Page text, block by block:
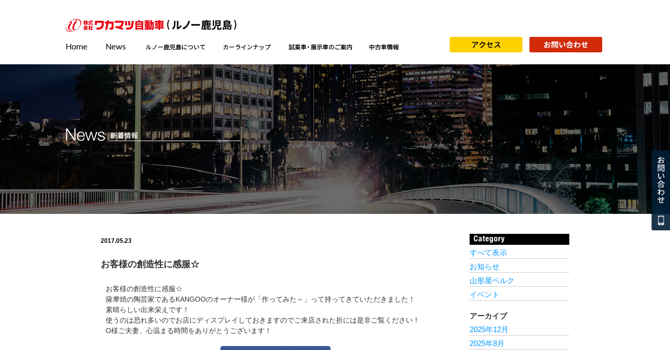
2017.05.23
お客様の創造性に感服☆
お客様の創造性に感服☆
薩摩焼の陶芸家であるKANGOOのオーナー様が「作ってみた～」って持ってきていただきました！
素晴らしい出来栄えです！
使うのは恐れ多いのでお店にディスプレイしておきますのでご来店された折には是非ご覧ください！
O様ご夫妻、心温まる時間をありがとうございます！
すべて表示
お知らせ
山形屋ベルク
イベント
アーカイブ
2025年12月
2025年8月